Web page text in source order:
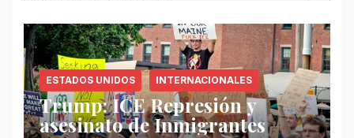
ESTADOS UNIDOS INTERNACIONALES
Trump: ICE Represión y
asesinato de Inmigrantes